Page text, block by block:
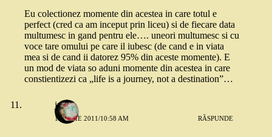
Eu colectionez momente din acestea in care totul e
perfect (cred ca am inceput prin liceu) si de fiecare data
multumesc in gand pentru ele…. uneori multumesc si cu
voce tare omului pe care il iubesc (de cand e in viata
mea si de cand ii datorez 95% din aceste momente). E
un mod de viata so aduni momente din acestea in care
constientizezi ca „life is a journey, not a destination”…
julie
19 IULIE 2011/10:58 AM RĂSPUNDE